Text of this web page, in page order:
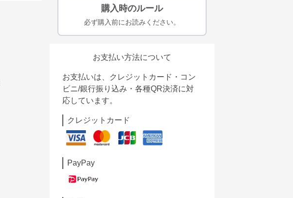
購入時のルール
必ず購入前にお読みください。
お支払い方法について
お支払いは、クレジットカード・コン
ビニ/銀行振り込み・各種QR決済に対
応しています。
クレジットカード
PayPay